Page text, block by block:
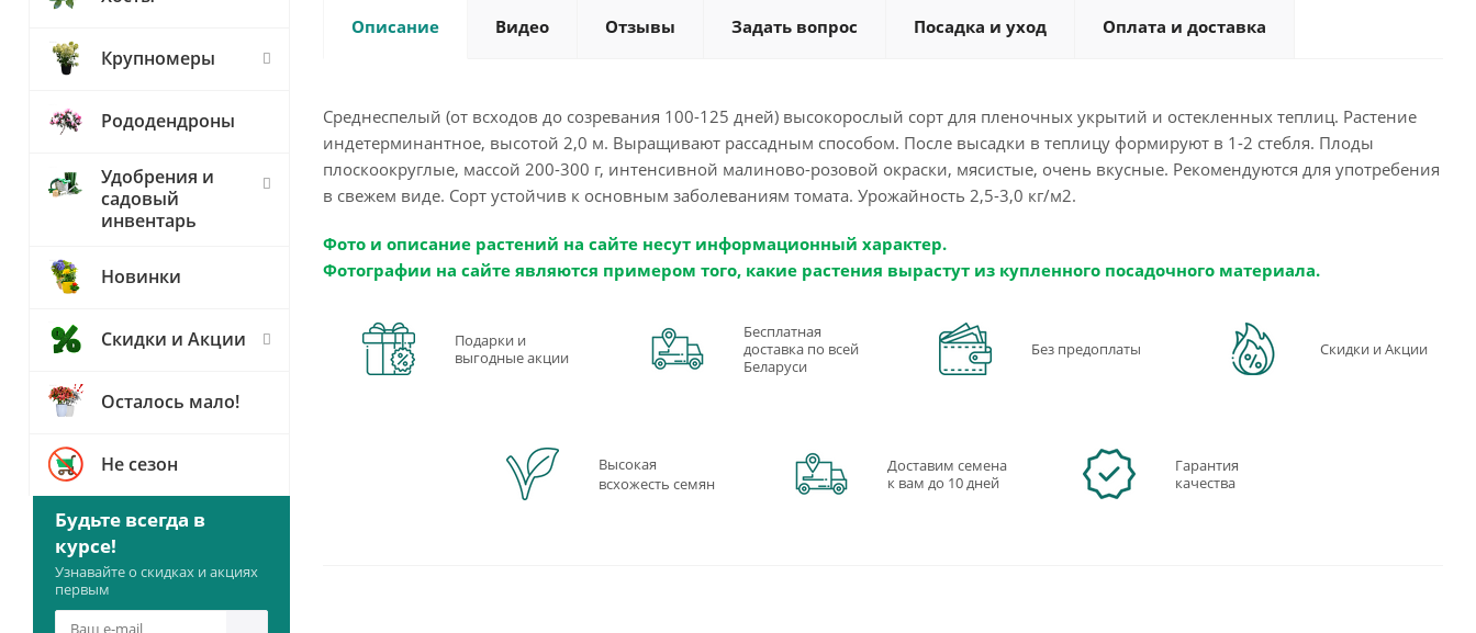
Описание Видео Отзывы Задать вопрос Посадка и уход Оплата и доставка
Среднеспелый (от всходов до созревания 100-125 дней) высокорослый сорт для пленочных укрытий и остекленных теплиц. Растение
индетерминантное, высотой 2,0 м. Выращивают рассадным способом. После высадки в теплицу формируют в 1-2 стебля. Плоды
плоскоокруглые, массой 200-300 г, интенсивной малиново-розовой окраски, мясистые, очень вкусные. Рекомендуются для употребения
в свежем виде. Сорт устойчив к основным заболеваниям томата. Урожайность 2,5-3,0 кг/м2.
Фото и описание растений на сайте несут информационный характер.
Фотографии на сайте являются примером того, какие растения вырастут из купленного посадочного материала.
Подарки и
выгодные акции
Бесплатная
доставка по всей
Беларуси
Без предоплаты Скидки и Акции
Высокая
всхожесть семян
Доставим семена
к вам до 10 дней
Гарантия
качества
Крупномеры
Рододендроны
Удобрения и
садовый
инвентарь
Новинки
Скидки и Акции
Осталось мало!
Не сезон
Будьте всегда в
курсе!
Узнавайте о скидках и акциях
первым